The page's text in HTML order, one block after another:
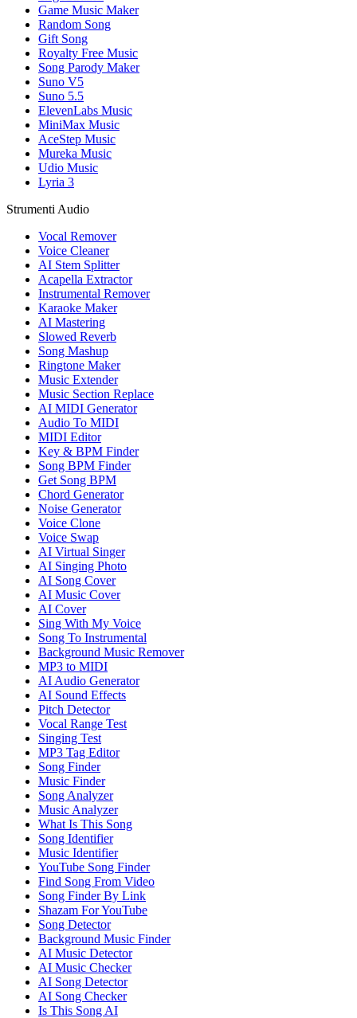
Game Music Maker
Random Song
Gift Song
Royalty Free Music
Song Parody Maker
Suno V5
Suno 5.5
ElevenLabs Music
MiniMax Music
AceStep Music
Mureka Music
Udio Music
Lyria 3
Strumenti Audio
Vocal Remover
Voice Cleaner
AI Stem Splitter
Acapella Extractor
Instrumental Remover
Karaoke Maker
AI Mastering
Slowed Reverb
Song Mashup
Ringtone Maker
Music Extender
Music Section Replace
AI MIDI Generator
Audio To MIDI
MIDI Editor
Key & BPM Finder
Song BPM Finder
Get Song BPM
Chord Generator
Noise Generator
Voice Clone
Voice Swap
AI Virtual Singer
AI Singing Photo
AI Song Cover
AI Music Cover
AI Cover
Sing With My Voice
Song To Instrumental
Background Music Remover
MP3 to MIDI
AI Audio Generator
AI Sound Effects
Pitch Detector
Vocal Range Test
Singing Test
MP3 Tag Editor
Song Finder
Music Finder
Song Analyzer
Music Analyzer
What Is This Song
Song Identifier
Music Identifier
YouTube Song Finder
Find Song From Video
Song Finder By Link
Shazam For YouTube
Song Detector
Background Music Finder
AI Music Detector
AI Music Checker
AI Song Detector
AI Song Checker
Is This Song AI